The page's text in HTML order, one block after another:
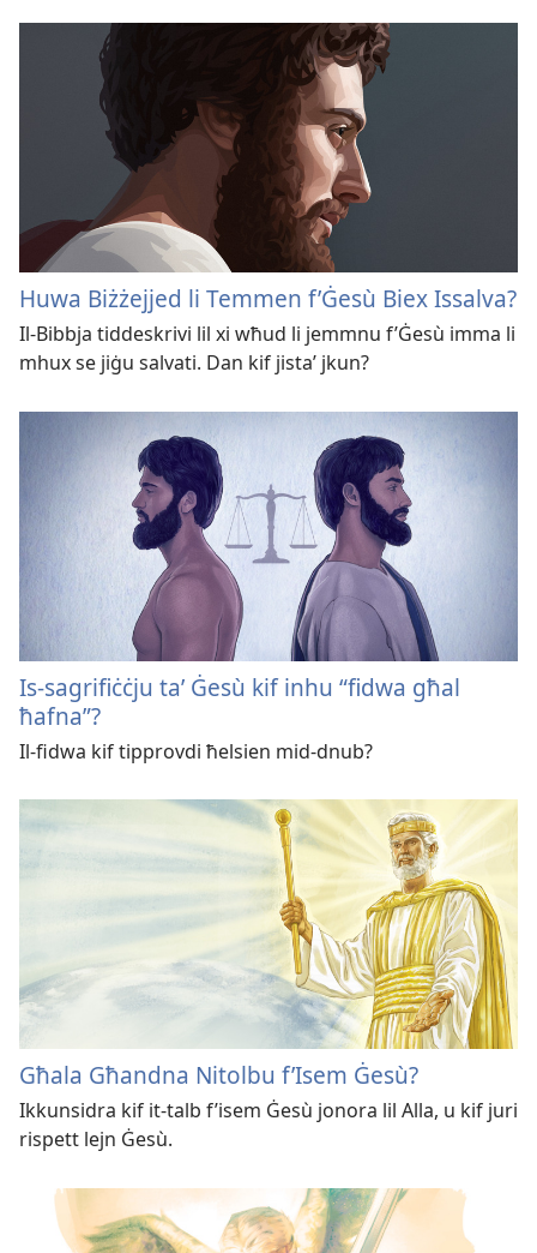
Huwa Biżżejjed li Temmen f’Ġesù Biex Issalva?
Il-Bibbja tiddeskrivi lil xi wħud li jemmnu f’Ġesù imma li
mhux se jiġu salvati. Dan kif jistaʼ jkun?
Is-sagrifiċċju taʼ Ġesù kif inhu “fidwa għal
ħafna”?
Il-fidwa kif tipprovdi ħelsien mid-dnub?
Għala Għandna Nitolbu f’Isem Ġesù?
Ikkunsidra kif it-talb f’isem Ġesù jonora lil Alla, u kif juri
rispett lejn Ġesù.